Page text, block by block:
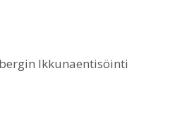
Ikkunaentisöinti